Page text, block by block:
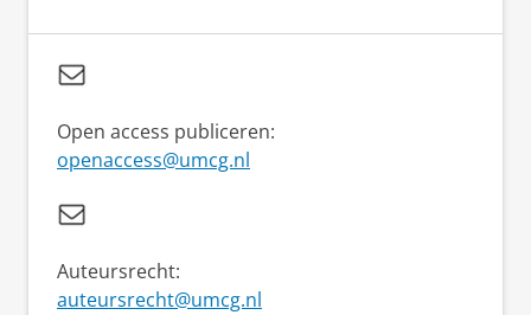
Open access publiceren:
openaccess@umcg.nl
Auteursrecht:
auteursrecht@umcg.nl